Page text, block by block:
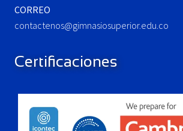
CORREO
contactenos@gimnasiosuperior.edu.co
Certificaciones